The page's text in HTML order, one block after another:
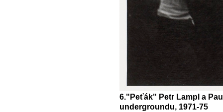
6."Peťák" Petr Lampl a
undergroundu, 1971-75